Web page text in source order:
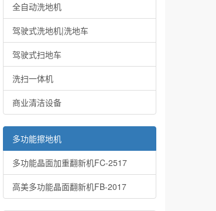
全自动洗地机
驾驶式洗地机|洗地车
驾驶式扫地车
洗扫一体机
商业清洁设备
多功能擦地机
多功能晶面加重翻新机FC-2517
高美多功能晶面翻新机FB-2017